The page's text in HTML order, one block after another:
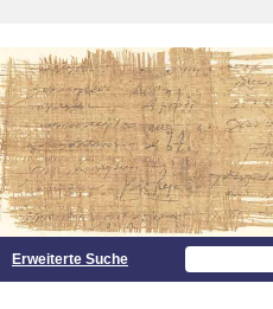
Erweiterte Suche